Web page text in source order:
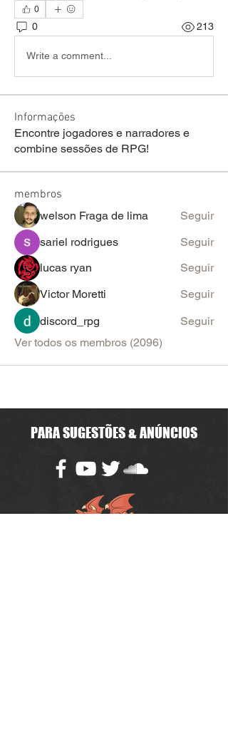
0
0 213
Write a comment...
Informações
Encontre jogadores e narradores e
combine sessões de RPG!
membros
welson Fraga de lima
Seguir
sariel rodrigues
Seguir
lucas ryan
Seguir
Victor Moretti
Seguir
discord_rpg
Seguir
Ver todos os membros (2096)
PARA SUGESTÕES & ANÚNCIOS